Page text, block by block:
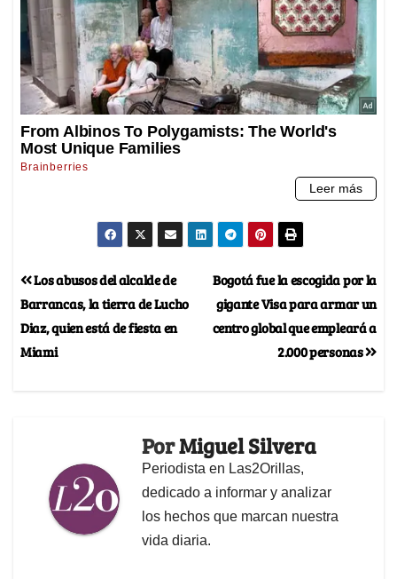
Bogotá fue la escogida por la
gigante Visa para armar un
centro global que empleará a
2.000 personas
Los abusos del alcalde de
Barrancas, la tierra de Lucho
Diaz, quien está de fiesta en
Miami
PorMiguel Silvera
Periodista en Las2Orillas,
dedicado a informar y analizar
los hechos que marcan nuestra
vida diaria.